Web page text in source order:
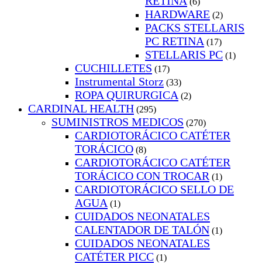
HARDWARE (2)
PACKS STELLARIS
PC RETINA (17)
STELLARIS PC (1)
CUCHILLETES (17)
Instrumental Storz (33)
ROPA QUIRURGICA (2)
CARDINAL HEALTH (295)
SUMINISTROS MEDICOS (270)
CARDIOTORÁCICO CATÉTER
TORÁCICO (8)
CARDIOTORÁCICO CATÉTER
TORÁCICO CON TROCAR (1)
CARDIOTORÁCICO SELLO DE
AGUA (1)
CUIDADOS NEONATALES
CALENTADOR DE TALÓN (1)
CUIDADOS NEONATALES
CATÉTER PICC (1)